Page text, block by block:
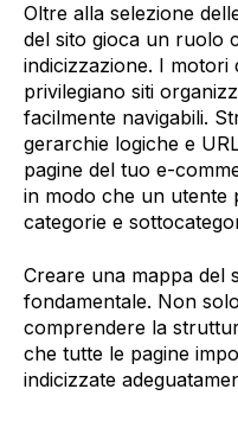
Oltre alla selezione
del sito gioca un ruolo
indicizzazione. I motori
privilegiano siti
facilmente navigabili.
gerarchie logiche e
pagine del tuo e-
in modo che un utente
categorie e
Creare una mappa del
fondamentale. Non
comprendere la
che tutte le pagine
indicizzate